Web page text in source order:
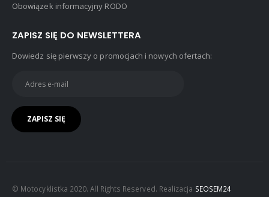
Obowiązek informacyjny RODO
ZAPISZ SIĘ DO NEWSLETTERA
Dowiedz się pierwszy o promocjach i nowych ofertach:
© Motocyklistka 2020. All Rights Reserved. Realizacja SEOSEM24